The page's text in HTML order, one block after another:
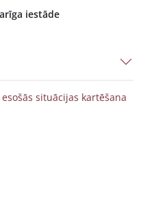
iestāde
situācijas kartēšana